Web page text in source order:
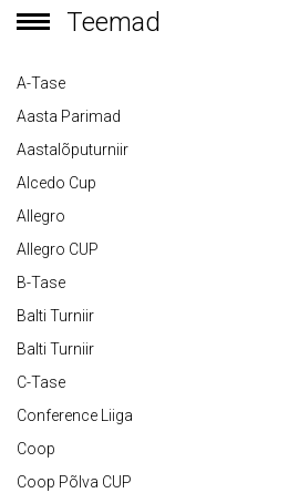
Teemad
A-Tase
Aasta Parimad
Aastalõputurniir
Alcedo Cup
Allegro
Allegro CUP
B-Tase
Balti Turniir
Balti Turniir
C-Tase
Conference Liiga
Coop
Coop Põlva CUP